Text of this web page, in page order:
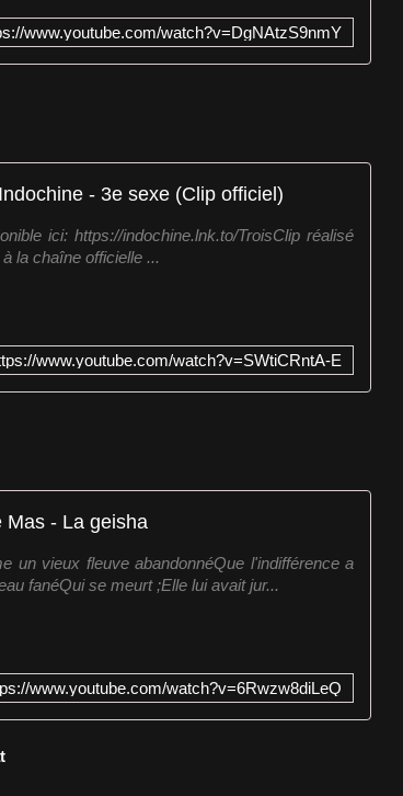
www.youtube.com/watch?v=DgNAtzS9nmY
Indochine - 3e sexe (Clip officiel)
ici: https://indochine.lnk.to/TroisClip réalisé
la chaîne officielle ...
www.youtube.com/watch?v=SWtiCRntA-E
Mas - La geisha
un vieux fleuve abandonnéQue l'indifférence a
fanéQui se meurt ;Elle lui avait jur...
www.youtube.com/watch?v=6Rwzw8diLeQ